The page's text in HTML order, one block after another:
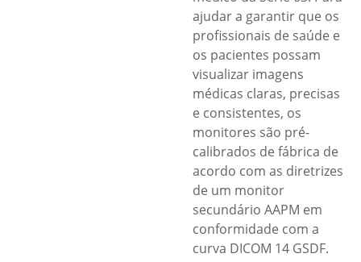
ajudar a garantir que os
profissionais de saúde e
os pacientes possam
visualizar imagens
médicas claras, precisas
e consistentes, os
monitores são pré-
calibrados de fábrica de
acordo com as diretrizes
de um monitor
secundário AAPM em
conformidade com a
curva DICOM 14 GSDF.